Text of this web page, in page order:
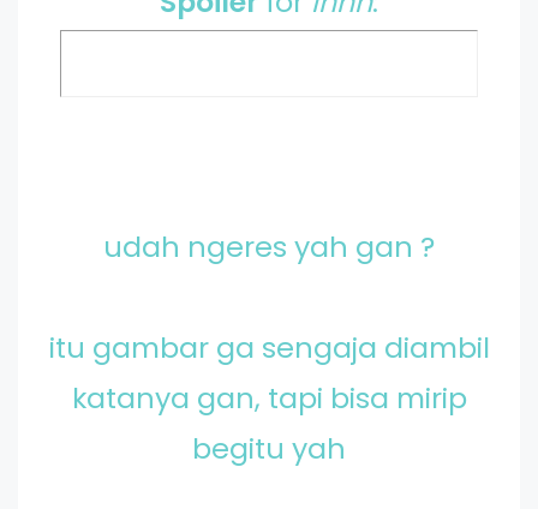
udah ngeres yah gan ?
itu gambar ga sengaja diambil
katanya gan, tapi bisa mirip
begitu yah